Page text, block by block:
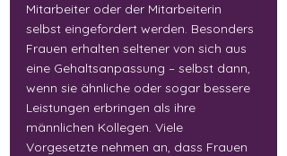
Mitarbeiter oder der Mitarbeiterin
selbst eingefordert werden. Besonders
Frauen erhalten seltener von sich aus
eine Gehaltsanpassung – selbst dann,
wenn sie ähnliche oder sogar bessere
Leistungen erbringen als ihre
männlichen Kollegen. Viele
Vorgesetzte nehmen an, dass Frauen